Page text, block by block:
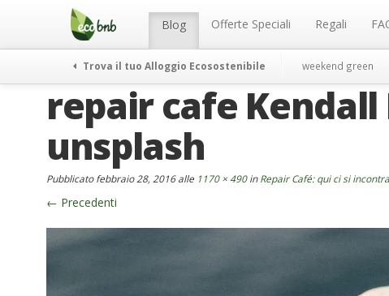
Menu Blog Offerte Speciali Regali
Trova il tuo Alloggio Ecosostenibile weekend green
repair cafe Kendall
unsplash
Pubblicatofebbraio 28, 2016alle 1170 × 490inRepair Café: qui ci si
← Precedenti